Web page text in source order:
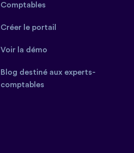
Comptables
Créer le portail
Voir la démo
Blog destiné aux experts-
comptables